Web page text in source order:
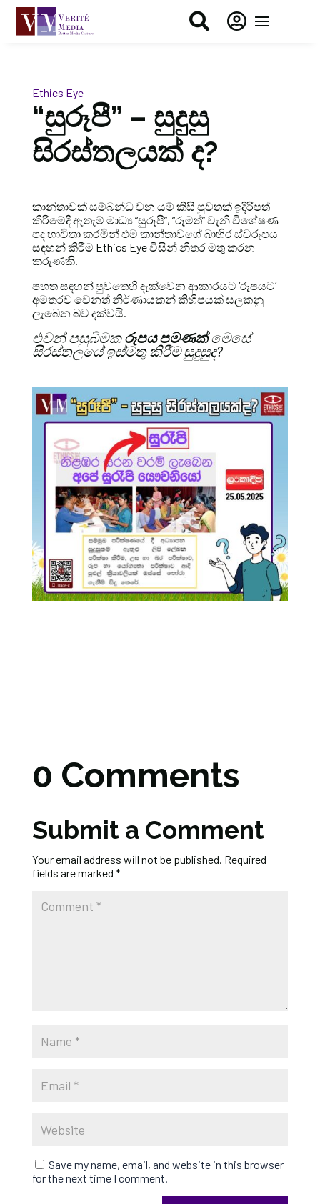
 
Ethics Eye
“සුරූපී” – සුදුසු
සිරස්තලයක් ද?
කාන්තාවක් සම්බන්ධ වන යම් කිසි පුවතක් ඉදිරිපත්
කිරීමේදී ඇතැම් මාධ්‍ය “සුරූපී”, “රූමත්” වැනි විශේෂණ
පද භාවිතා කරමින් එම කාන්තාවගේ බාහිර ස්වරූපය
සඳහන් කිරීම Ethics Eyeවිසින් නිතර මතු කරන
කරුණකිි.
පහත සඳහන් පුවතෙහි දැක්වෙන ආකාරයට ‘රූපයට’
අමතරව වෙනත් නිර්ණායකන් කිහිපයක් සලකනු
ලැබෙන බව දක්වයි.
එවන් පසුබිමකරූපය පමණක්මෙසේ
සිරස්තලයේ ඉස්මතු කිරීම සුදුසුද?
0 Comments
Submit a Comment
Your email address will not be published. Required
fields are marked *
Save my name, email, and website in this browser
for the next time I comment.